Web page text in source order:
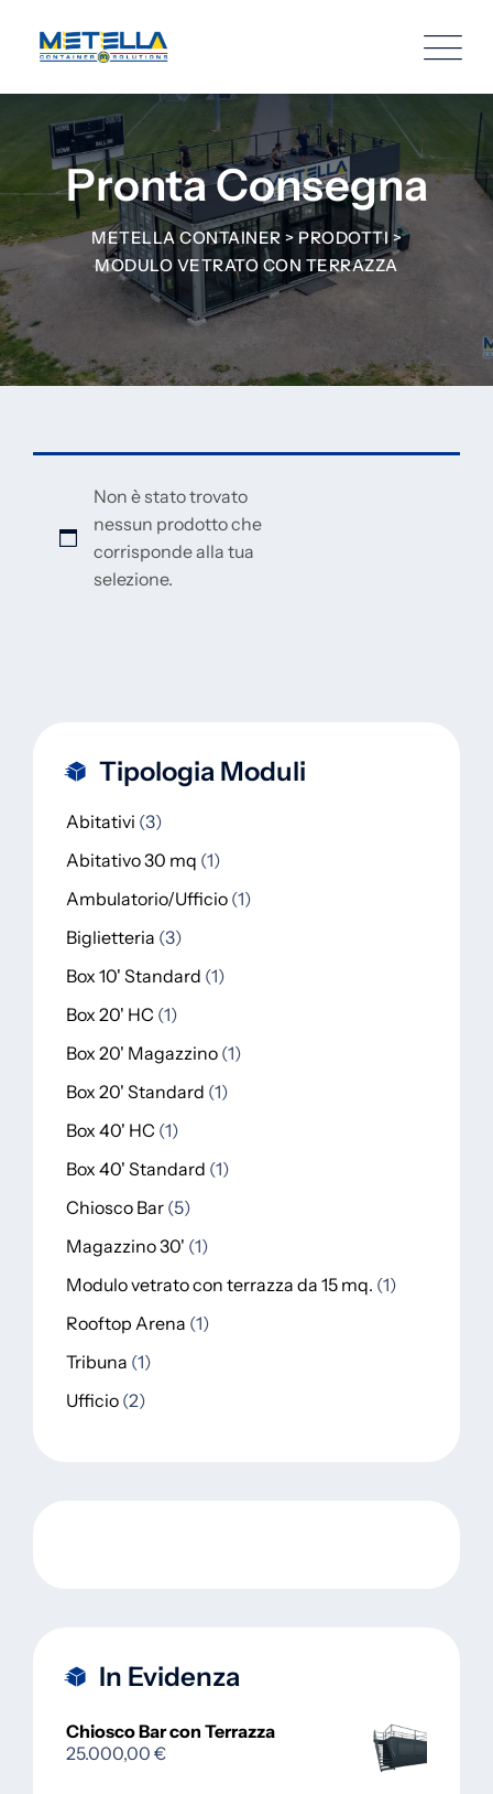
Pronta Consegna
METELLA CONTAINER > PRODOTTI >
MODULO VETRATO CON TERRAZZA
Non è stato trovato
nessun prodotto che
corrisponde alla tua
selezione.
Tipologia Moduli
Abitativi 3
Abitativo 30 mq 1
Ambulatorio/Ufficio 1
Biglietteria 3
Box 10' Standard 1
Box 20' HC 1
Box 20' Magazzino 1
Box 20' Standard 1
Box 40' HC 1
Box 40' Standard 1
Chiosco Bar 5
Magazzino 30' 1
Modulo vetrato con terrazza da 15 mq. 1
Rooftop Arena 1
Tribuna 1
Ufficio 2
In Evidenza
Chiosco Bar con Terrazza
25.000,00 €